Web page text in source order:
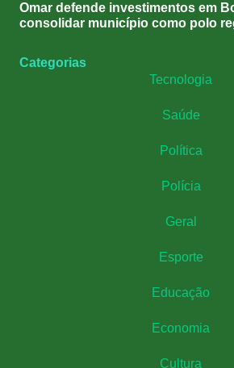
Omar defende investimentos em
consolidar município como polo
Categorias
Tecnologia
Saúde
Política
Polícia
Geral
Esporte
Educação
Economia
Cultura